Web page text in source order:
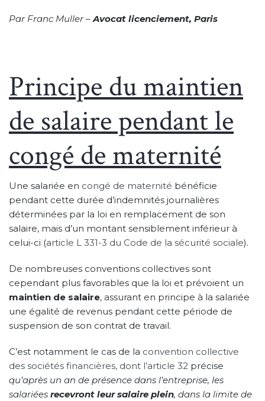
Par Franc Muller – Avocat licenciement, Paris
Principe du maintien
de salaire pendant le
congé de maternité
Une salariée en congé de maternité bénéficie
pendant cette durée d’indemnités journalières
déterminées par la loi en remplacement de son
salaire, mais d’un montant sensiblement inférieur à
celui-ci (article L 331-3 du Code de la sécurité sociale).
De nombreuses conventions collectives sont
cependant plus favorables que la loi et prévoient un
maintien de salaire, assurant en principe à la salariée
une égalité de revenus pendant cette période de
suspension de son contrat de travail.
C’est notamment le cas de la convention collective
des sociétés financières, dont l’article 32 précise
qu’après un an de présence dans l’entreprise, les
salariées recevront leur salaire plein, dans la limite de